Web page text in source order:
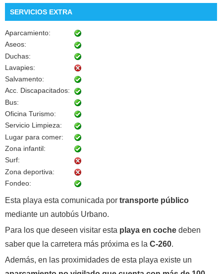
SERVICIOS EXTRA
Aparcamiento:
Aseos:
Duchas:
Lavapies:
Salvamento:
Acc. Discapacitados:
Bus:
Oficina Turismo:
Servicio Limpieza:
Lugar para comer:
Zona infantil:
Surf:
Zona deportiva:
Fondeo:
Esta playa esta comunicada por transporte público
mediante un autobús Urbano.
Para los que deseen visitar esta playa en coche deben
saber que la carretera más próxima es la C-260.
Además, en las proximidades de esta playa existe un